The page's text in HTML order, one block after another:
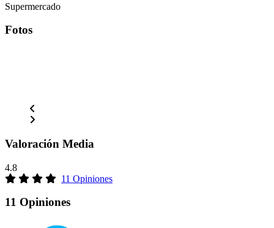
Supermercado
Fotos
Valoración Media
4.8
11 Opiniones
11 Opiniones